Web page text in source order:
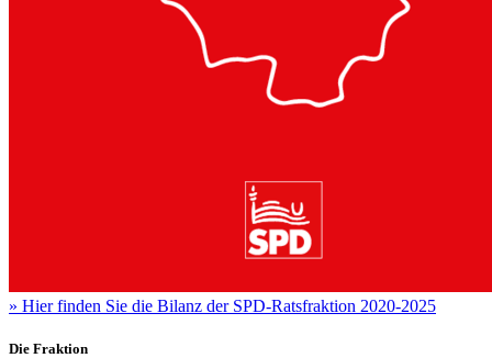
» Hier finden Sie die Bilanz der SPD-Ratsfraktion 2020-2025
Die Fraktion